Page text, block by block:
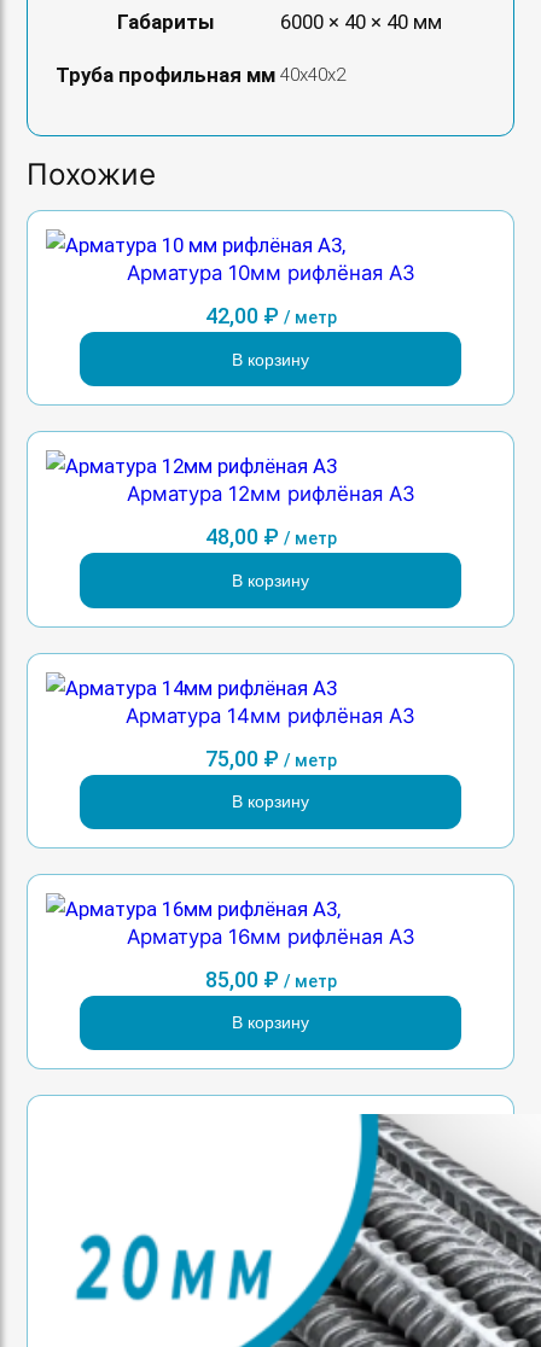
Габариты
6000 × 40 × 40 мм
Труба профильная мм 40х40х2
Похожие
Арматура 10мм рифлёная А3
42,00 ₽ / метр
В корзину
Арматура 12мм рифлёная А3
48,00 ₽ / метр
В корзину
Арматура 14мм рифлёная А3
75,00 ₽ / метр
В корзину
Арматура 16мм рифлёная А3
85,00 ₽ / метр
В корзину